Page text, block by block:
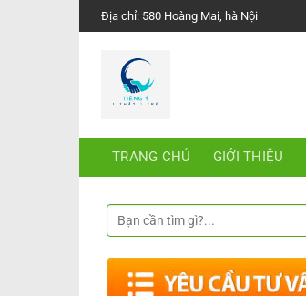
Chuyển
đến
Địa chỉ: 580 Hoàng Mai, hà Nội
TRANG CHỦ GIỚI THIỆU